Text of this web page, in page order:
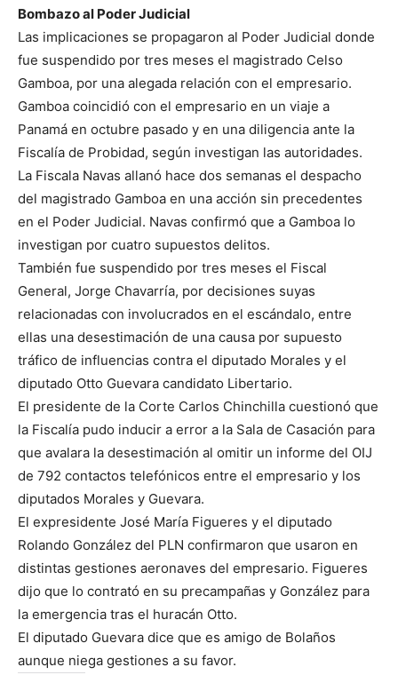
Bombazo al Poder Judicial
Las implicaciones se propagaron al Poder Judicial donde
fue suspendido por tres meses el magistrado Celso
Gamboa, por una alegada relación con el empresario.
Gamboa coincidió con el empresario en un viaje a
Panamá en octubre pasado y en una diligencia ante la
Fiscalía de Probidad, según investigan las autoridades.
La Fiscala Navas allanó hace dos semanas el despacho
del magistrado Gamboa en una acción sin precedentes
en el Poder Judicial. Navas confirmó que a Gamboa lo
investigan por cuatro supuestos delitos.
También fue suspendido por tres meses el Fiscal
General, Jorge Chavarría, por decisiones suyas
relacionadas con involucrados en el escándalo, entre
ellas una desestimación de una causa por supuesto
tráfico de influencias contra el diputado Morales y el
diputado Otto Guevara candidato Libertario.
El presidente de la Corte Carlos Chinchilla cuestionó que
la Fiscalía pudo inducir a error a la Sala de Casación para
que avalara la desestimación al omitir un informe del OIJ
de 792 contactos telefónicos entre el empresario y los
diputados Morales y Guevara.
El expresidente José María Figueres y el diputado
Rolando González del PLN confirmaron que usaron en
distintas gestiones aeronaves del empresario. Figueres
dijo que lo contrató en su precampañas y González para
la emergencia tras el huracán Otto.
El diputado Guevara dice que es amigo de Bolaños
aunque niega gestiones a su favor.